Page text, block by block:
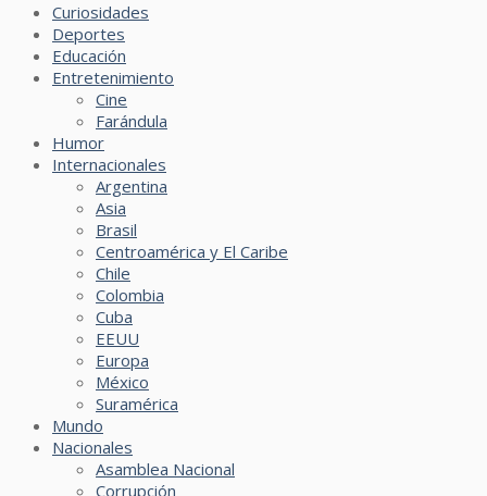
Curiosidades
Deportes
Educación
Entretenimiento
Cine
Farándula
Humor
Internacionales
Argentina
Asia
Brasil
Centroamérica y El Caribe
Chile
Colombia
Cuba
EEUU
Europa
México
Suramérica
Mundo
Nacionales
Asamblea Nacional
Corrupción